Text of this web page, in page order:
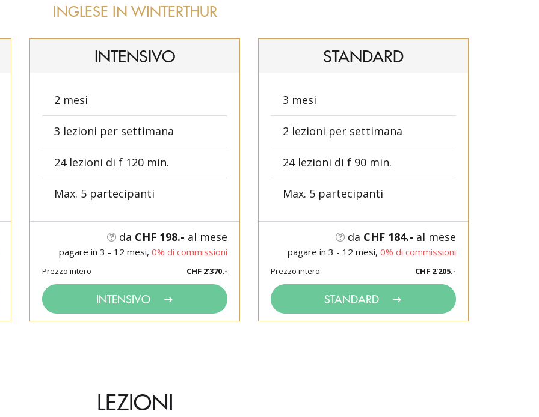
INGLESE IN WINTERTHUR
INTENSIVO
2 mesi
3 lezioni per settimana
24 lezioni di f 120 min.
Max. 5 partecipanti
da CHF 198.- al mese
pagare in 3 - 12 mesi, 0% di commissioni
Prezzo intero CHF 2'370.-
INTENSIVO
STANDARD
3 mesi
2 lezioni per settimana
24 lezioni di f 90 min.
Max. 5 partecipanti
da CHF 184.- al mese
pagare in 3 - 12 mesi, 0% di commissioni
Prezzo intero CHF 2'205.-
STANDARD
LEZIONI